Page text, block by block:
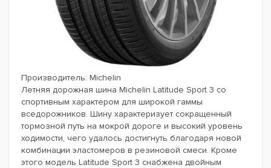
Производитель: Michelin
Летняя дорожная шина Michelin Latitude Sport 3 со
спортивным характером для широкой гаммы
вседорожников. Шину характеризует сокращенный
тормозной путь на мокрой дороге и высокий уровень
ходимости, чего удалось достигнуть благодаря новой
комбинации эластомеров в резиновой смеси. Кроме
этого модель Latitude Sport 3 снабжена двойным